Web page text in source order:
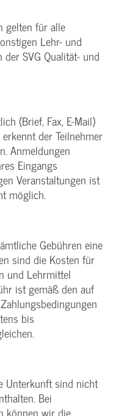
gelten für alle
Lehr- und
SVG Qualität- und
(Brief, Fax, E-Mail)
der Teilnehmer
Anmeldungen
Eingangs
Veranstaltungen ist
möglich.
Gebühren eine
sind die Kosten für
und Lehrmittel
ist gemäß den auf
bis
Unterkunft sind nicht
Bei
können wir die